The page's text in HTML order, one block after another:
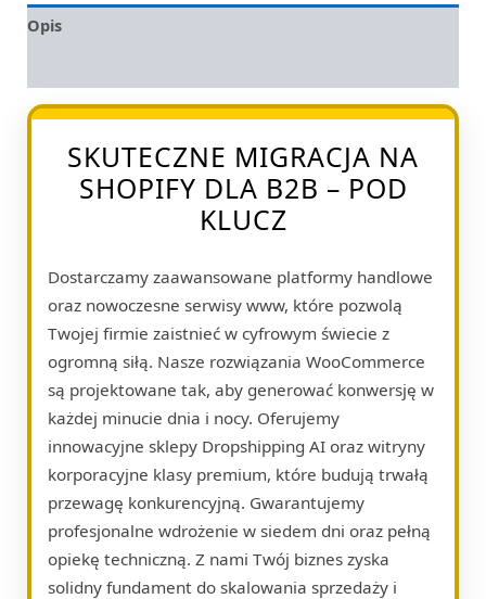
Opis
SKUTECZNE MIGRACJA NA
SHOPIFY DLA B2B – POD
KLUCZ
Dostarczamy zaawansowane platformy handlowe
oraz nowoczesne serwisy www, które pozwolą
Twojej firmie zaistnieć w cyfrowym świecie z
ogromną siłą. Nasze rozwiązania WooCommerce
są projektowane tak, aby generować konwersję w
każdej minucie dnia i nocy. Oferujemy
innowacyjne sklepy Dropshipping AI oraz witryny
korporacyjne klasy premium, które budują trwałą
przewagę konkurencyjną. Gwarantujemy
profesjonalne wdrożenie w siedem dni oraz pełną
opiekę techniczną. Z nami Twój biznes zyska
solidny fundament do skalowania sprzedaży i